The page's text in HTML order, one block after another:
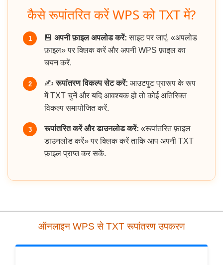
कैसे रूपांतरित करें WPS को TXT में?
1 💾 अपनी फ़ाइल अपलोड करें: साइट पर जाएं, «अपलोड
फ़ाइल» पर क्लिक करें और अपनी WPS फ़ाइल का
चयन करें.
2 ✍️रूपांतरण विकल्प सेट करें: आउटपुट प्रारूप के रूप
में TXT चुनें और यदि आवश्यक हो तो कोई अतिरिक्त
विकल्प समायोजित करें.
3 रूपांतरित करें और डाउनलोड करें: «रूपांतरित फ़ाइल
डाउनलोड करें» पर क्लिक करें ताकि आप अपनी TXT
फ़ाइल प्राप्त कर सकें.
ऑनलाइन WPS से TXT रूपांतरण उपकरण